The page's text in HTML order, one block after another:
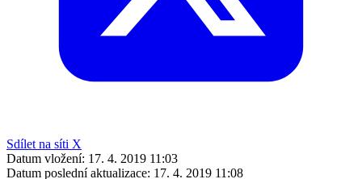
Sdílet na síti X
Datum vložení: 17. 4. 2019 11:03
Datum poslední aktualizace: 17. 4. 2019 11:08